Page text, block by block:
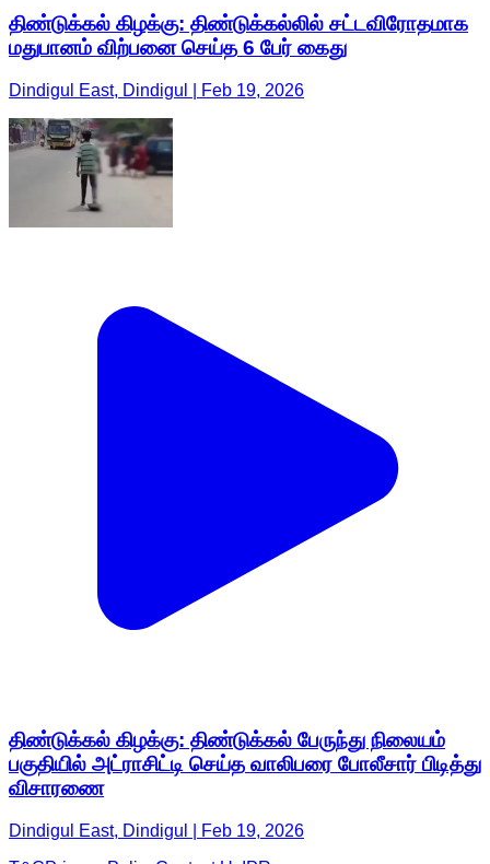
திண்டுக்கல் கிழக்கு: திண்டுக்கல்லில் சட்டவிரோதமாக
மதுபானம் விற்பனை செய்த 6 பேர் கைது
Dindigul East, Dindigul | Feb 19, 2026
திண்டுக்கல் கிழக்கு: திண்டுக்கல் பேருந்து நிலையம்
பகுதியில் அட்ராசிட்டி செய்த வாலிபரை போலீசார் பிடித்து
விசாரணை
Dindigul East, Dindigul | Feb 19, 2026